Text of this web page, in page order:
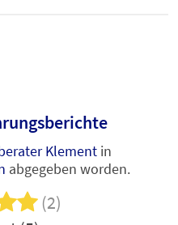
Klement in
abgegeben worden.
(2)